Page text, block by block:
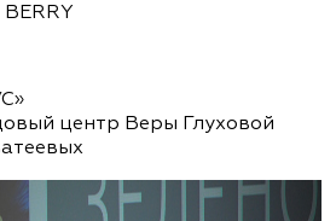
BERRY
центр Веры Глуховой